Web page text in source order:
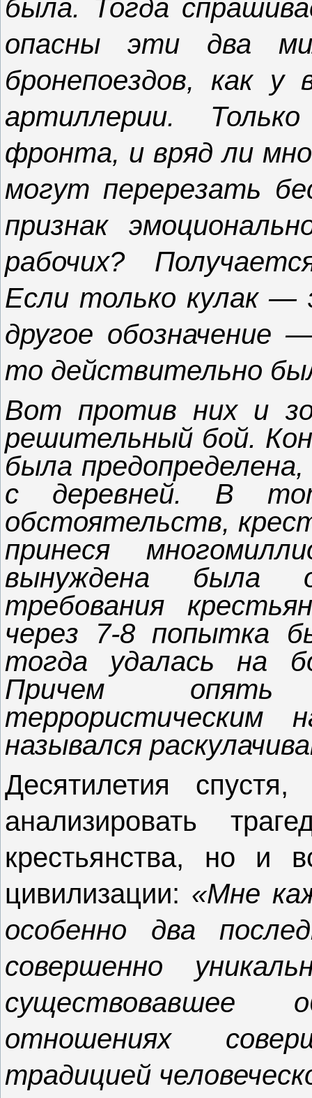
была. Тогда
опасны эти два
бронепоездов, как у
артиллерии.
фронта, и вряд ли
могут перерезать
признак
рабочих?
Если только кулак
другое обозначение
то действительно
Вот против них и
решительный бой.
была
с деревней. В
обстоятельств,
принеся
вынуждена была
требования
через 7-8 попытка
тогда удалась на
Причем опять
террористическим
назывался
Десятилетия
анализировать
крестьянства, но и
цивилизации: «Мне
особенно два
совершенно
отношениях
традицией